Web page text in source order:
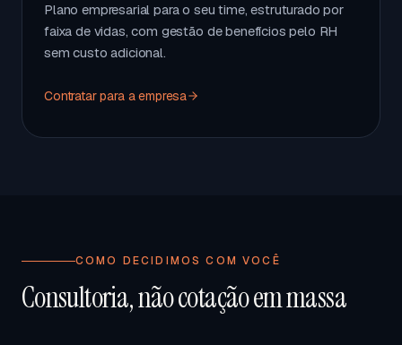
Plano empresarial para o seu time, estruturado por
faixa de vidas, com gestão de benefícios pelo RH
sem custo adicional.
Contratar para a empresa
COMO DECIDIMOS COM VOCÊ
Consultoria, não cotação em massa